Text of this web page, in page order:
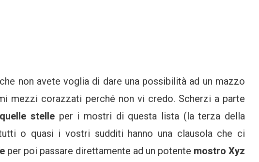
non avete voglia di dare una possibilità ad un mazzo
mezzi corazzati perché non vi credo. Scherzi a parte
stelle per i mostri di questa lista (la terza della
o quasi i vostri sudditi hanno una clausola che ci
per poi passare direttamente ad un potente mostro Xyz